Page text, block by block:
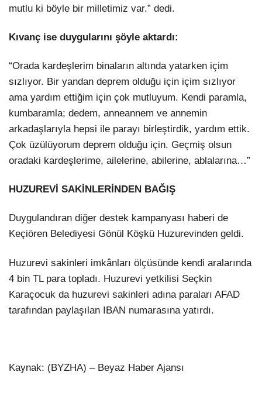
mutlu ki böyle bir milletimiz var.” dedi.
Kıvanç ise duygularını şöyle aktardı:
“Orada kardeşlerim binaların altında yatarken içim
sızlıyor. Bir yandan deprem olduğu için içim sızlıyor
ama yardım ettiğim için çok mutluyum. Kendi paramla,
kumbaramla; dedem, anneannem ve annemin
arkadaşlarıyla hepsi ile parayı birleştirdik, yardım ettik.
Çok üzülüyorum deprem olduğu için. Geçmiş olsun
oradaki kardeşlerime, ailelerine, abilerine, ablalarına…”
HUZUREVİ SAKİNLERİNDEN BAĞIŞ
Duygulandıran diğer destek kampanyası haberi de
Keçiören Belediyesi Gönül Köşkü Huzurevinden geldi.
Huzurevi sakinleri imkânları ölçüsünde kendi aralarında
4 bin TL para topladı. Huzurevi yetkilisi Seçkin
Karaçocuk da huzurevi sakinleri adına paraları AFAD
tarafından paylaşılan IBAN numarasına yatırdı.
Kaynak: (BYZHA) – Beyaz Haber Ajansı